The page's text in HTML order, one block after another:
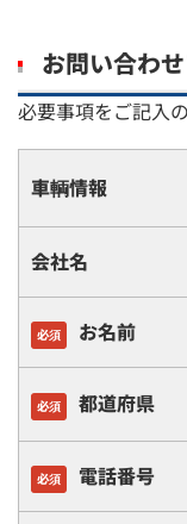
お問い合わ
必要事項をご記入
車輌情報
会社名
必須 お名前
必須 都道府県
必須 電話番号